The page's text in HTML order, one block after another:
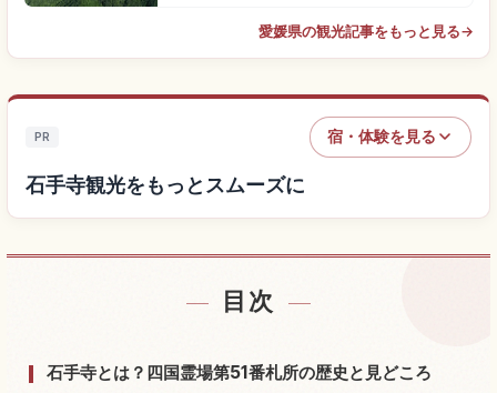
愛媛県の観光記事をもっと見る→
PR 宿・体験を見る
石手寺観光をもっとスムーズに
石手寺付近の宿を探す
石手寺の体験を探す↗
目次
石手寺とは？四国霊場第51番札所の歴史と見どころ